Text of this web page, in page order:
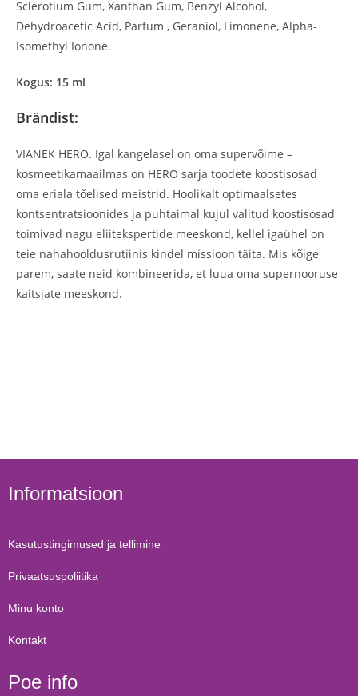
Sclerotium Gum, Xanthan Gum, Benzyl Alcohol,
Dehydroacetic Acid, Parfum , Geraniol, Limonene, Alpha-
Isomethyl Ionone.
Kogus: 15 ml
Brändist:
VIANEK HERO. Igal kangelasel on oma supervõime –
kosmeetikamaailmas on HERO sarja toodete koostisosad
oma eriala tõelised meistrid. Hoolikalt optimaalsetes
kontsentratsioonides ja puhtaimal kujul valitud koostisosad
toimivad nagu eliitekspertide meeskond, kellel igaühel on
teie nahahooldusrutiinis kindel missioon täita. Mis kõige
parem, saate neid kombineerida, et luua oma supernooruse
kaitsjate meeskond.
Informatsioon
Kasutustingimused ja tellimine
Privaatsuspoliitika
Minu konto
Kontakt
Poe info